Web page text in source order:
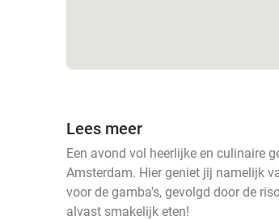
Lees meer
Een avond vol heerlijke en culinaire
Amsterdam. Hier geniet jij namelijk
voor de gamba's, gevolgd door de
alvast smakelijk eten!